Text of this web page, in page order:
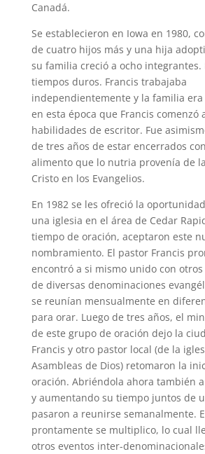
Canadá.
Se establecieron en Iowa en 1980,
de cuatro hijos más y una hija
su familia creció a ocho integrantes.
tiempos duros. Francis trabajaba
independientemente y la familia era
en esta época que Francis comenzó
habilidades de escritor. Fue
de tres años de estar encerrados
alimento que lo nutria provenía de
Cristo en los Evangelios.
En 1982 se les ofreció la
una iglesia en el área de Cedar
tiempo de oración, aceptaron este
nombramiento. El pastor Francis
encontró a si mismo unido con
de diversas denominaciones
se reunían mensualmente en
para orar. Luego de tres años, el
de este grupo de oración dejo la
Francis y otro pastor local (de la
Asambleas de Dios) retomaron la
oración. Abriéndola ahora también
y aumentando su tiempo juntos de
pasaron a reunirse semanalmente.
prontamente se multiplico, lo cual
otros eventos inter-